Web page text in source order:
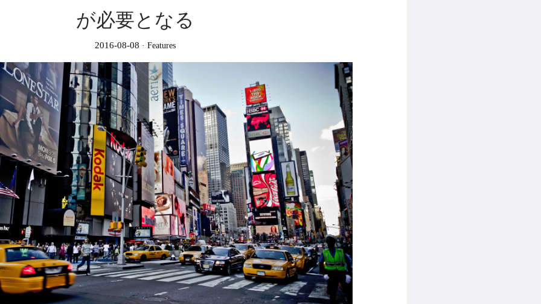
が必要となる
2016-08-08 Features